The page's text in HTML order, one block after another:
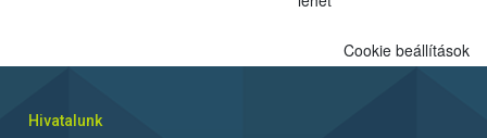
Cookie beállítások
Hivatalunk